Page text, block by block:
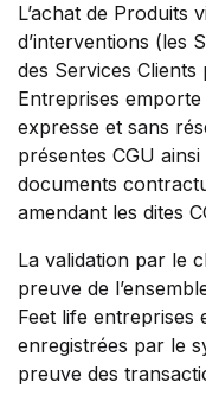
L’achat de Produits
d’interventions (les
des Services
Entreprises emporte
expresse et sans
présentes CGU
documents
amendant les dites
La validation par le
preuve de
Feet life entreprises
enregistrées par le
preuve des